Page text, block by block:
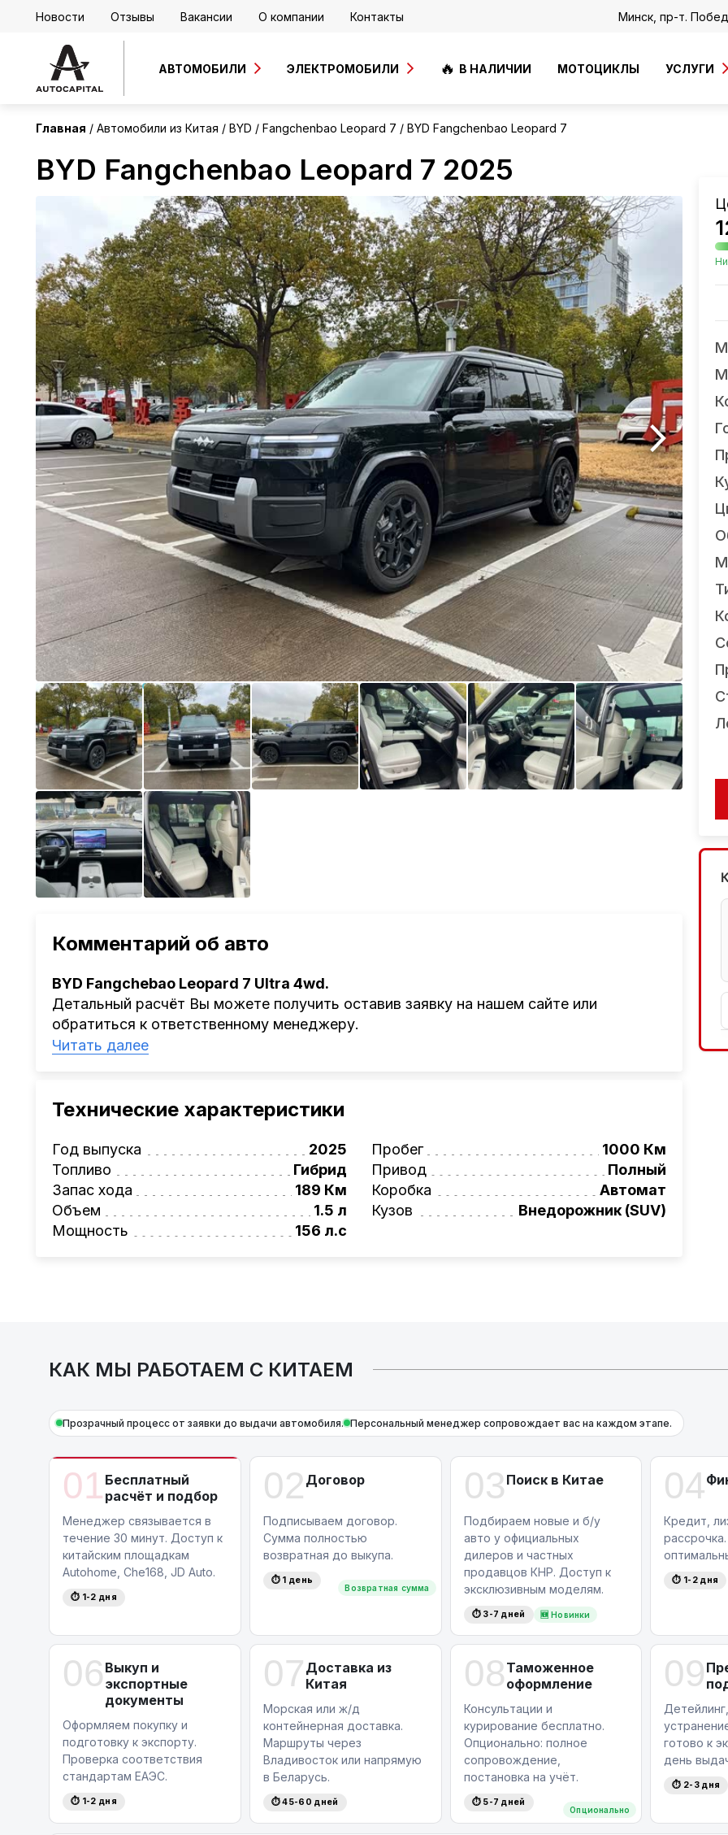
Новости Отзывы Вакансии О компании Контакты Минск, пр-т.
АВТОМОБИЛИ ЭЛЕКТРОМОБИЛИ В НАЛИЧИИ МОТОЦИКЛЫ УСЛУГИ
Главная Автомобили из Китая BYD Fangchenbao Leopard 7 BYD Fangchenbao Leopard 7
BYD Fangchenbao Leopard 7 2025
Китай
Комментарий об авто
BYD Fangchebao Leopard 7 Ultra 4wd.
Детальный расчёт Вы можете получить оставив заявку на нашем сайте или
обратиться к ответственному менеджеру.
Наша компания
проверка автомобиля, полное документальное сопровождение, помощь при
растаможке. Экономьте свое время и деньги!
Также, для граждан РБ действует
лизинговая программа на НОВЫЕ автомобили.
Условия и подробности можно узнать по номеру:+375 (29) 623-82-58
AutoCapital
– просто доверьте работу профессионалам!
Читать далее
Технические характеристики
Год выпуска
2025
Топливо
Гибрид
Запас хода
189 Км
Объем
1.5 л
Мощность
156 л.с
Пробег
1000 Км
Привод
Полный
Коробка
Автомат
Кузов
Внедорожник (SUV)
КАК МЫ РАБОТАЕМ С КИТАЕМ
Прозрачный процесс от заявки до выдачи автомобиля. Персональный менеджер сопровождает вас на каждом этапе.
01 Бесплатный
расчёт и подбор
Менеджер связывается в
течение 30 минут. Доступ к
китайским площадкам
Autohome, Che168, JD Auto.
⏱ 1-2 дня
02 Договор
Возвратная сумма
Подписываем договор.
Сумма полностью
возвратная до выкупа.
⏱ 1 день
03 Поиск в Китае
Подбираем новые и б/у
авто у официальных
дилеров и частных
продавцов КНР. Доступ к
эксклюзивным моделям.
⏱ 3-7 дней 🆕 Новинки
04
Кредит,
⏱ 1-2 дня
06 Выкуп и
экспортные
документы
Оформляем покупку и
подготовку к экспорту.
Проверка соответствия
стандартам ЕАЭС.
⏱ 1-2 дня
07 Доставка из
Китая
Морская или ж/д
контейнерная доставка.
Маршруты через
Владивосток или напрямую
в Беларусь.
⏱ 45-60 дней
08 Таможенное
оформление
Опционально
Консультации и
курирование бесплатно.
Опционально: полное
сопровождение,
постановка на учёт.
⏱ 5-7 дней
09
готово к
день
⏱ 2-3 дня